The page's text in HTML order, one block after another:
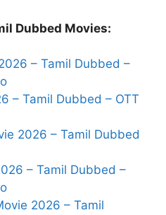
Dubbed Movies:
– Tamil Dubbed –
– Tamil Dubbed – OTT
2026 – Tamil Dubbed
– Tamil Dubbed –
2026 – Tamil